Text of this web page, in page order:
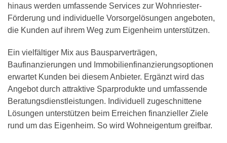
hinaus werden umfassende Services zur Wohnriester-
Förderung und individuelle Vorsorgelösungen angeboten,
die Kunden auf ihrem Weg zum Eigenheim unterstützen.
Ein vielfältiger Mix aus Bausparverträgen,
Baufinanzierungen und Immobilienfinanzierungsoptionen
erwartet Kunden bei diesem Anbieter. Ergänzt wird das
Angebot durch attraktive Sparprodukte und umfassende
Beratungsdienstleistungen. Individuell zugeschnittene
Lösungen unterstützen beim Erreichen finanzieller Ziele
rund um das Eigenheim. So wird Wohneigentum greifbar.